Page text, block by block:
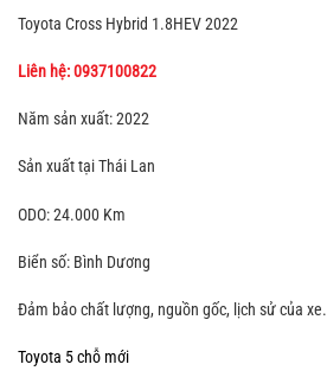
Toyota Cross Hybrid 1.8HEV 2022
Liên hệ: 0937100822
Năm sản xuất: 2022
Sản xuất tại Thái Lan
ODO: 24.000 Km
Biển số: Bình Dương
Đảm bảo chất lượng, nguồn gốc, lịch sử của xe.
Toyota 5 chỗ mới